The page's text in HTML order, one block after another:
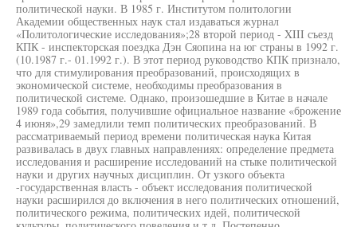
политической науки. В 1985 г. Институтом политологии
Академии общественных наук стал издаваться журнал
«Политологические исследования»;28 второй период - XIII съезд
КПК - инспекторская поездка Дэн Сяопина на юг страны в 1992 г.
(10.1987 г.- 01.1992 г.). В этот период руководство КПК признало,
что для стимулирования преобразований, происходящих в
экономической системе, необходимы преобразования в
политической системе. Однако, произошедшие в Китае в начале
1989 года события, получившие официальное название «брожение
4 июня»,29 замедлили темп политических преобразований. В
рассматриваемый период времени политическая наука Китая
развивалась в двух главных направлениях: определение предмета
исследования и расширение исследований на стыке политической
науки и других научных дисциплин. От узкого объекта
-государственная власть - объект исследования политической
науки расширился до включения в него политических отношений,
политического режима, политических идей, политической